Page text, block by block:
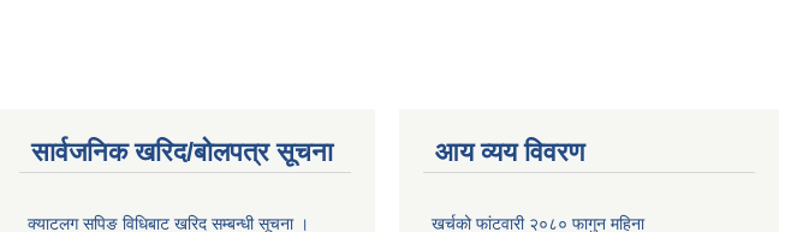
सार्वजनिक खरिद/बोलपत्र सूचना
क्याटलग सपिङ विधिबाट खरिद सम्बन्धी सूचना ।
आय व्यय विवरण
खर्चको फांटवारी २०८० फागुन महिना